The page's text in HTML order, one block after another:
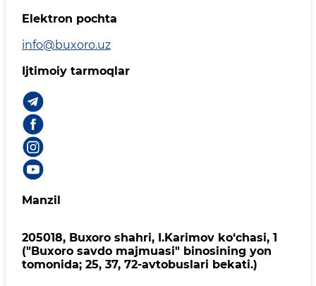
Elektron pochta
info@buxoro.uz
Ijtimoiy tarmoqlar
Manzil
205018, Buхоrо shahri, I.Karimov ko‘chаsi, 1
("Buxoro savdo majmuasi" binosining yon
tomonida; 25, 37, 72-avtobuslari bekati.)